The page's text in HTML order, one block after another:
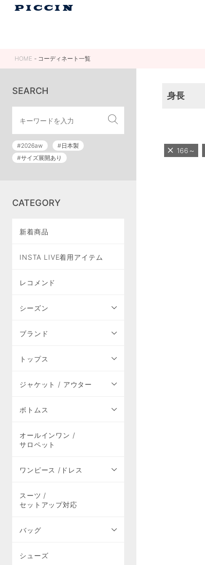
HOME コーディネート一覧
SEARCH
#2026aw
#日本製
#サイズ展開あり
CATEGORY
新着商品
INSTA LIVE着用アイテム
レコメンド
シーズン
ブランド
トップス
ジャケット / アウター
ボトムス
オールインワン /
サロペット
ワンピース /ドレス
スーツ /
セットアップ対応
バッグ
シューズ
身長
166～